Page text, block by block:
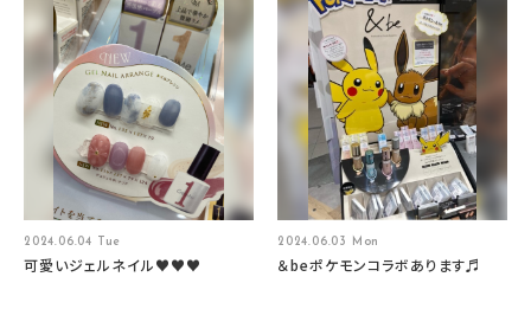
2024.06.04 Tue
可愛いジェルネイル♥♥♥
2024.06.03 Mon
＆beポケモンコラボあります♬